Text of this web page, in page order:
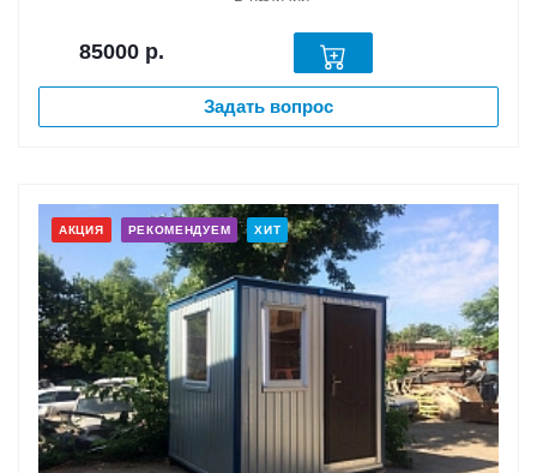
85000 р.
Задать вопрос
АКЦИЯ РЕКОМЕНДУЕМ ХИТ